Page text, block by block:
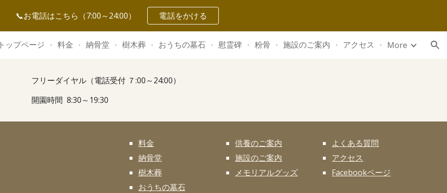
Skip to main content Skip to navigation
📞お電話はこちら（7:00～24:00） 電話をかける
トップページ 料金 納骨堂 樹木葬 おうちの墓石 慰霊碑 粉骨 施設のご案内 アクセス More
フリーダイヤル（電話受付 ７:00～24:00）
開園時間 8:30～19:30
料金
納骨堂
樹木葬
おうちの墓石
供養のご案内
施設のご案内
メモリアルグッズ
よくある質問
アクセス
Facebookページ